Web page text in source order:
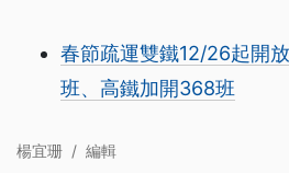
春節疏運雙鐵12/26起開
班、高鐵加開368班
楊宜珊 / 編輯